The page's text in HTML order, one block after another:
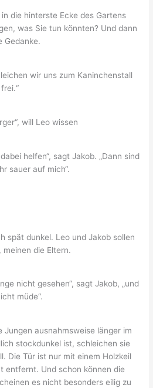
die hinterste Ecke des Gartens
was Sie tun könnten? Und dann
Gedanke.
wir uns zum Kaninchenstall
will Leo wissen
helfen“, sagt Jakob. „Dann sind
sauer auf mich“.
spät dunkel. Leo und Jakob sollen
meinen die Eltern.
nicht gesehen“, sagt Jakob, „und
müde“.
ausnahmsweise länger im
stockdunkel ist, schleichen sie
Die Tür ist nur mit einem Holzkeil
entfernt. Und schon können die
es nicht besonders eilig zu